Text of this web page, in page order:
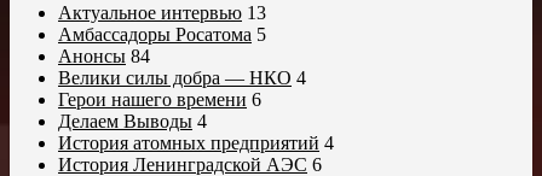
Актуальное интервью 13
Амбассадоры Росатома 5
Анонсы 84
Велики силы добра — НКО 4
Герои нашего времени 6
Делаем Выводы 4
История атомных предприятий 4
История Ленинградской АЭС 6